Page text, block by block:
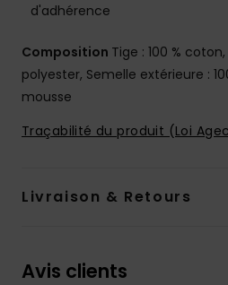
d'adhérence
Composition Tige : 100 %
polyester, Semelle extérieure :
mousse
Traçabilité du produit (Loi
Livraison & Retours
Avis clients